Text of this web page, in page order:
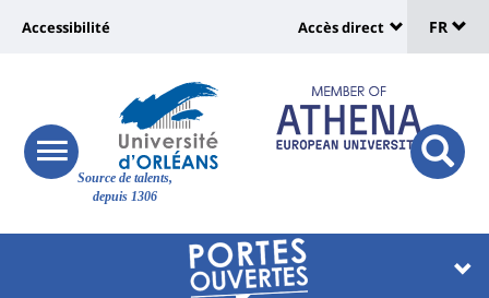
Site
Source de talents,
depuis 1306
responsive
menu
button
Université
vers
page
accessibilité
Accessibilité
:
Shortcut
links
Accès direct
de
FR